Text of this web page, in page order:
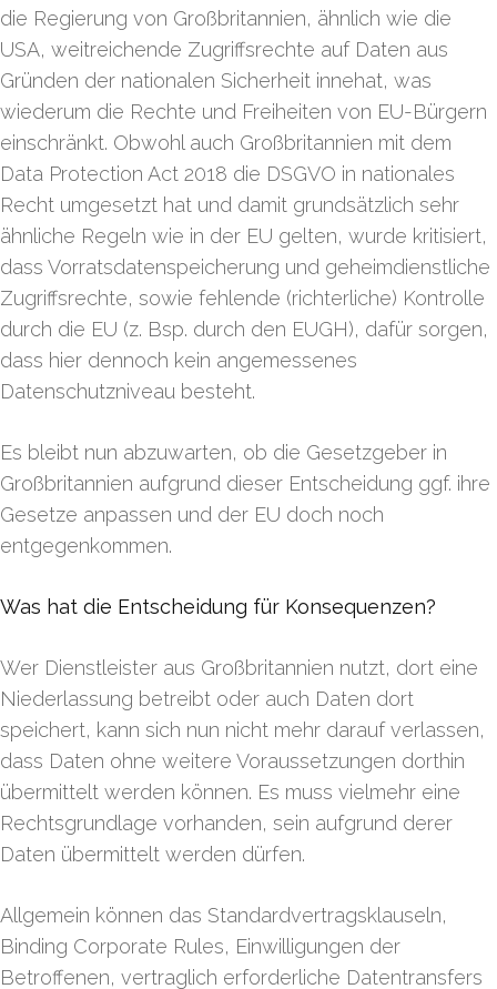
die Regierung von Großbritannien, ähnlich wie die
USA, weitreichende Zugriffsrechte auf Daten aus
Gründen der nationalen Sicherheit innehat, was
wiederum die Rechte und Freiheiten von EU-Bürgern
einschränkt. Obwohl auch Großbritannien mit dem
Data Protection Act 2018 die DSGVO in nationales
Recht umgesetzt hat und damit grundsätzlich sehr
ähnliche Regeln wie in der EU gelten, wurde kritisiert,
dass Vorratsdatenspeicherung und geheimdienstliche
Zugriffsrechte, sowie fehlende (richterliche) Kontrolle
durch die EU (z. Bsp. durch den EUGH), dafür sorgen,
dass hier dennoch kein angemessenes
Datenschutzniveau besteht.
Es bleibt nun abzuwarten, ob die Gesetzgeber in
Großbritannien aufgrund dieser Entscheidung ggf. ihre
Gesetze anpassen und der EU doch noch
entgegenkommen.
Was hat die Entscheidung für Konsequenzen?
Wer Dienstleister aus Großbritannien nutzt, dort eine
Niederlassung betreibt oder auch Daten dort
speichert, kann sich nun nicht mehr darauf verlassen,
dass Daten ohne weitere Voraussetzungen dorthin
übermittelt werden können. Es muss vielmehr eine
Rechtsgrundlage vorhanden, sein aufgrund derer
Daten übermittelt werden dürfen.
Allgemein können das Standardvertragsklauseln,
Binding Corporate Rules, Einwilligungen der
Betroffenen, vertraglich erforderliche Datentransfers